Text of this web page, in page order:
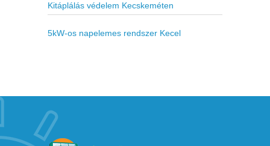
Kitáplálás védelem Kecskeméten
5kW-os napelemes rendszer Kecel